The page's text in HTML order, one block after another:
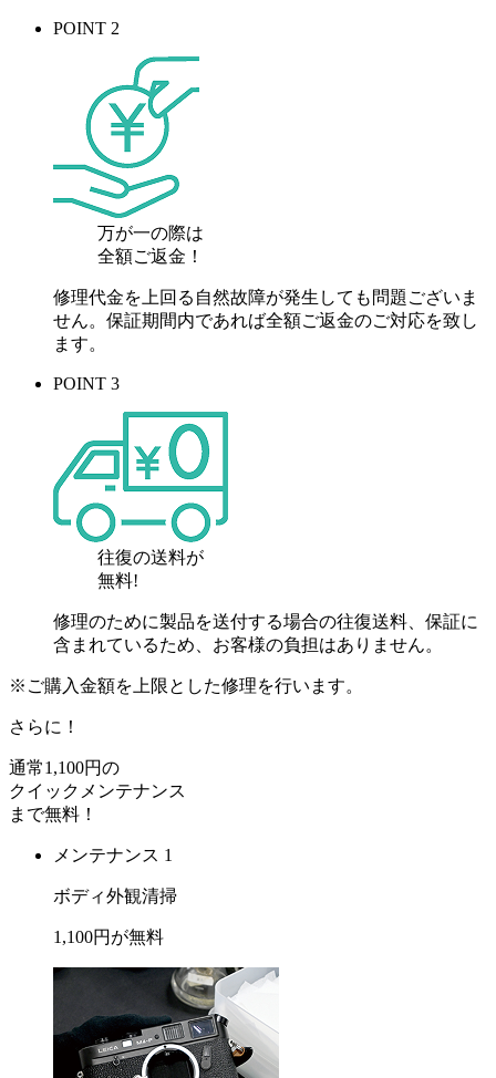
POINT 2
万が一の際は
全額ご返金！
修理代金を上回る自然故障が発生しても問題ございま
せん。保証期間内であれば全額ご返金のご対応を致し
ます。
POINT 3
往復の送料が
無料!
修理のために製品を送付する場合の往復送料、保証に
含まれているため、お客様の負担はありません。
※ご購入金額を上限とした修理を行います。
さらに！
通常1,100円の
クイックメンテナンス
まで無料 ！
メンテナンス 1
ボディ外観清掃
1,100円が無料